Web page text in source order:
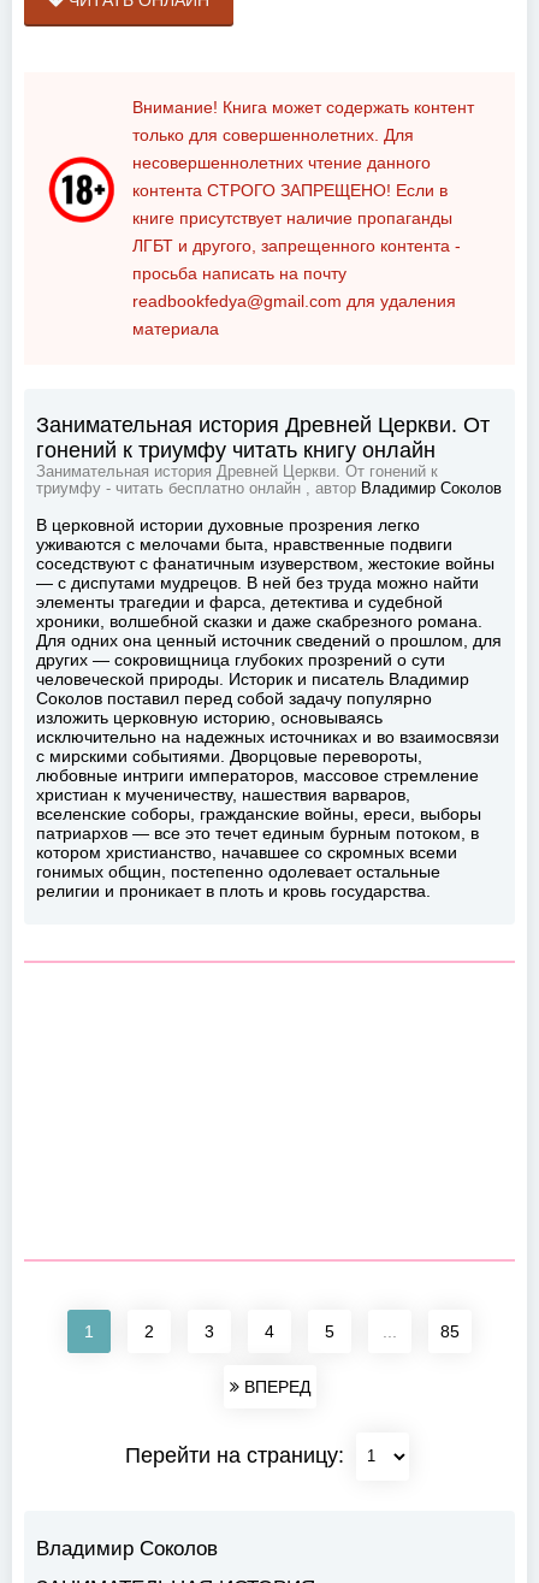
Внимание! Книга может содержать контент
только для совершеннолетних. Для
несовершеннолетних чтение данного
контента СТРОГО ЗАПРЕЩЕНО! Если в
книге присутствует наличие пропаганды
ЛГБТ и другого, запрещенного контента -
просьба написать на почту
readbookfedya@gmail.com для удаления
материала
Занимательная история Древней Церкви. От
гонений к триумфу читать книгу онлайн
Занимательная история Древней Церкви. От гонений к
триумфу - читать бесплатно онлайн , автор Владимир Соколов
В церковной истории духовные прозрения легко
уживаются с мелочами быта, нравственные подвиги
соседствуют с фанатичным изуверством, жестокие войны
— с диспутами мудрецов. В ней без труда можно найти
элементы трагедии и фарса, детектива и судебной
хроники, волшебной сказки и даже скабрезного романа.
Для одних она ценный источник сведений о прошлом, для
других — сокровищница глубоких прозрений о сути
человеческой природы. Историк и писатель Владимир
Соколов поставил перед собой задачу популярно
изложить церковную историю, основываясь
исключительно на надежных источниках и во взаимосвязи
с мирскими событиями. Дворцовые перевороты,
любовные интриги императоров, массовое стремление
христиан к мученичеству, нашествия варваров,
вселенские соборы, гражданские войны, ереси, выборы
патриархов — все это течет единым бурным потоком, в
котором христианство, начавшее со скромных всеми
гонимых общин, постепенно одолевает остальные
религии и проникает в плоть и кровь государства.
1 2 3 4 5 85
ВПЕРЕД
Перейти на страницу:
Владимир Соколов